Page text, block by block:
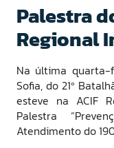
Palestra
Regional
Na última quarta-
Sofia, do 21º
esteve na ACIF
Palestra
Atendimento do